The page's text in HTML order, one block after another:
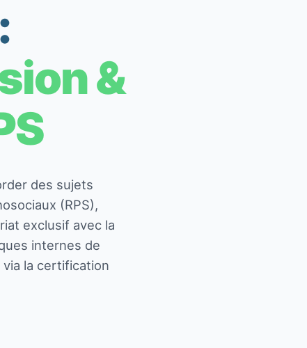
&
des sujets
(RPS),
exclusif avec la
internes de
la certification